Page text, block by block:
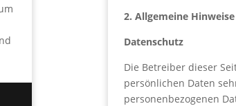
2. Allgemeine
Datenschutz
Die Betreiber dieser
persönlichen Daten
personenbezogenen